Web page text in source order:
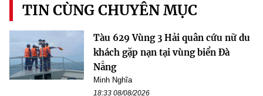
TIN CÙNG CHUYÊN MỤC
Tàu 629 Vùng 3 Hải quân cứu nữ du
khách gặp nạn tại vùng biển Đà
Nẵng
Minh Nghĩa
18:33 08/08/2026